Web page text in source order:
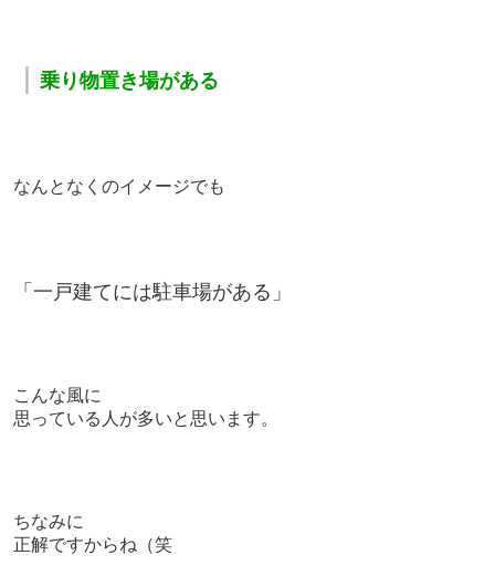
乗り物置き場がある
なんとなくのイメージでも
「一戸建てには駐車場がある」
こんな風に
思っている人が多いと思います。
ちなみに
正解ですからね（笑